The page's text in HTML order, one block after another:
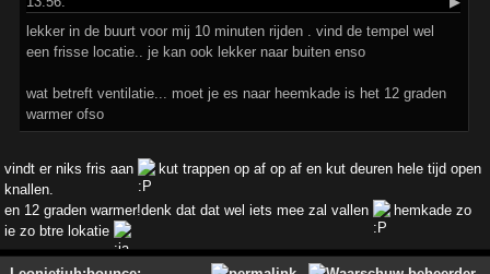
lekker in de buurt voor mij 10 minuten rijden . vind de tempel wel
een frisse locatie.. je kan ook lekker naar buiten enso
wat betreft ventilatie... moet je es naar heemkade is het 12 graden
warmer ofso
vindt er niks fris aan
kut trappen op af op af en kut deuren hele tijd open
knallen.
en 12 graden warmer!denk dat dat wel iets mee zal vallen
hemkade zo
ie zo btre lokatie